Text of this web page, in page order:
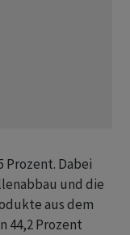
Prozent. Dabei
und die
aus dem
44,2 Prozent